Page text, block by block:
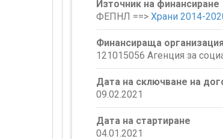
Източник на финансиране
ФЕПНЛ ==> Храни 2014-
Финансираща
121015056 Агенция за
Дата на сключване на
09.02.2021
Дата на стартиране
04.01.2021